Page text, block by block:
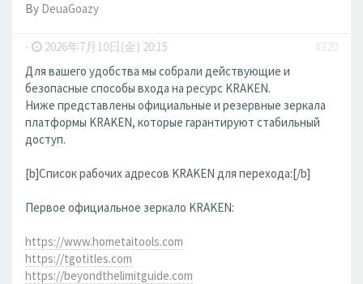
By DeuaGoazy
- 2026年7月10日(金) 20:15
#320
Для вашего удобства мы собрали действующие и
безопасные способы входа на ресурс KRAKEN.
Ниже представлены официальные и резервные зеркала
платформы KRAKEN, которые гарантируют стабильный
доступ.
[b]Список рабочих адресов KRAKEN для перехода:[/b]
Первое официальное зеркало KRAKEN:
https://www.hometaitools.com
https://tgotitles.com
https://beyondthelimitguide.com